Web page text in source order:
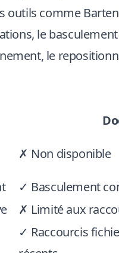
outils comme
le
le
✗ Non disponible
✓ Basculement
✗ Limité aux
✓ Raccourcis